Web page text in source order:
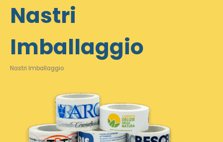
Nastri
Imballaggio
Nastri Imballaggio